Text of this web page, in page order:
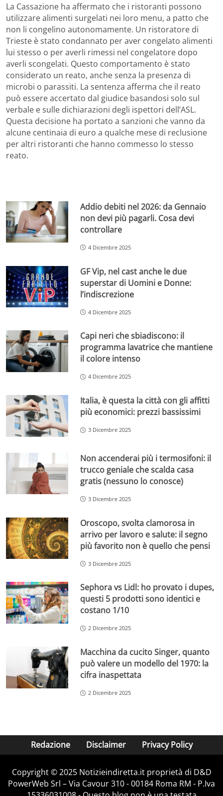
La Cassazione ha affermato che i ristoranti possono
utilizzare alimenti surgelati nei loro menu, a patto che
non li congelino autonomamente. Un ristoratore di
Trieste è stato condannato per aver congelato alimenti
lui stesso o per averli rimessi nel congelatore dopo
averli scongelati. Questo comportamento è stato
considerato un reato, anche senza la presenza di
microbi o parassiti. La sentenza afferma che il reato
può essere accertato dal giudice basandosi solo sul
verbale e sulle dichiarazioni degli ispettori dell’ASL.
Questa decisione ha portato a sanzioni che vanno da
alcune centinaia di euro a qualche mese di reclusione
per altri ristoranti che hanno commesso lo stesso
reato.
Addio debiti nel 2026: da Gennaio
non devi più pagarli. Cosa devi
controllare
4 Dicembre 2025
GF Vip, nel cast anche le due
superstar di Uomini e Donne:
l’indiscrezione
4 Dicembre 2025
Capi neri che sbiadiscono: il
programma lavatrice che mantiene
il colore intenso
4 Dicembre 2025
Italia, è questa la città con gli affitti
più economici: prezzi bassissimi
3 Dicembre 2025
Non accenderai più i termosifoni: il
trucco geniale che scalda casa
gratis (nessuno lo conosce)
3 Dicembre 2025
Oroscopo, svolta clamorosa in
arrivo per lavoro e salute: il segno
più favorito non è quello che pensi
3 Dicembre 2025
Sephora vs Lidl: ho provato i dupes,
questi 5 prodotti sono identici e
costano 1/10
2 Dicembre 2025
Macchina da cucito Singer, quanto
può valere un modello del 1970: la
cifra inaspettata
2 Dicembre 2025
Redazione Disclaimer Privacy Policy
Copyright © 2025 Notizieindiretta.it proprietà di D&D
PowerWeb Srl – Via Cavour 310 - 00184 Roma RM - P.Iva